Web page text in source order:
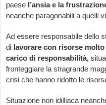
paese l’ansia e la
neanche paragonabili a quelli
Ad essere responsabile dello
di lavorare con risorse
carico di responsabilità,
fronteggiare la stragrande
crisi che hanno ridotto le
Situazione non idilliaca